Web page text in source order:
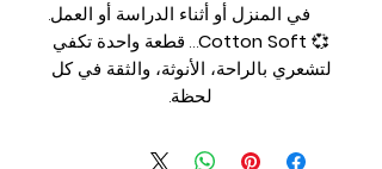
في المنزل أو أثناء الدراسة أو العمل.
💞
Cotton Soft… قطعة واحدة تكفي
لتشعري بالراحة، الأنوثة، والثقة في كل
لحظة.